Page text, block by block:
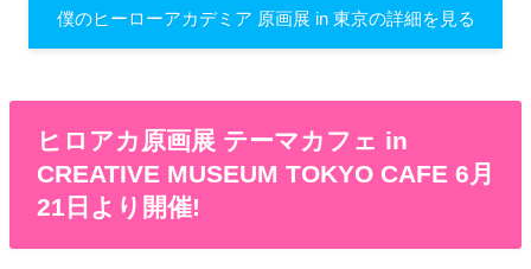
僕のヒーローアカデミア 原画展 in 東京の詳細を見る
ヒロアカ原画展 テーマカフェ in
CREATIVE MUSEUM TOKYO CAFE 6月
21日より開催!